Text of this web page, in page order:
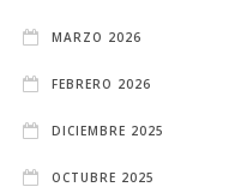
MARZO 2026
FEBRERO 2026
DICIEMBRE 2025
OCTUBRE 2025